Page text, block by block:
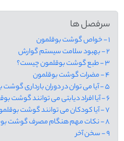
سرفصل ها
1 - خواص گوشت بوقلمون
2 - بهبود سلامت سیستم گوارش
3 - طبع گوشت بوقلمون چیست؟
4 - مضرات گوشت بوقلمون
5 - آیا می توان در دوران بارداری گوشت بوقلمون مصرف کرد؟
6 - آیا افراد دیابتی می توانند گوشت بوقلمون مصرف کنند؟
7 - آیا کودکان می توانند گوشت بوقلمون مصرف کنند؟
8 - نکات مهم هنگام مصرف گوشت بوقلمون
9 - سخن آخر